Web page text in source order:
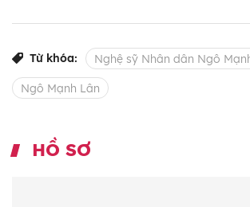
Từ khóa: Nghệ sỹ Nhân dân Ngô
Ngô Mạnh Lân
HỒ SƠ